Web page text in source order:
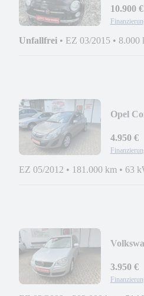
10.900 €
Unfallfrei • EZ 03/2015 • 8.000
Opel
4.950 €
EZ 05/2012 • 181.000 km • 63
3.950 €